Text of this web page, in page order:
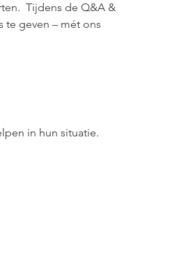
Tijdens de Q&A &
te geven – mét ons
in hun situatie.